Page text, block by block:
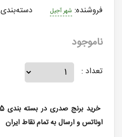
فروشنده: شهر آجیل دسته‌بندی
ناموجود
تعداد :
اوناتس و ارسال به تمام نقاط ایران